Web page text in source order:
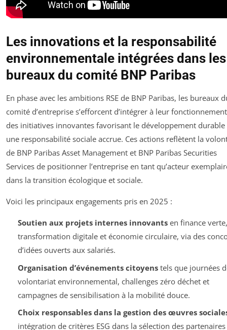
Les innovations et la responsabilité
environnementale intégrées dans les
bureaux du comité BNP Paribas
En phase avec les ambitions RSE de BNP Paribas, les bureaux
comité d’entreprise s’efforcent d’intégrer à leur fonctionnement
des initiatives innovantes favorisant le développement durable
une responsabilité sociale accrue. Ces actions reflètent la
de BNP Paribas Asset Management et BNP Paribas Securities
Services de positionner l’entreprise en tant qu’acteur
dans la transition écologique et sociale.
Voici les principaux engagements pris en 2025 :
Soutien aux projets internes innovantsen finance verte,
transformation digitale et économie circulaire, via des
d’idées ouverts aux salariés.
Organisation d’événements citoyenstels que journées
volontariat environnemental, challenges zéro déchet et
campagnes de sensibilisation à la mobilité douce.
Choix responsables dans la gestion des œuvres
intégration de critères ESG dans la sélection des